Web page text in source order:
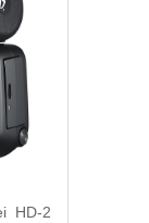
HD-2